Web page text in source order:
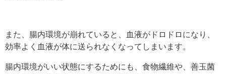
また、
腸内環境が崩れていると、血液がドロドロになり、
効率よく血液が体に送られなくなってしまいます。
腸内環境がいい状態にするためにも、食物繊維や、善玉菌